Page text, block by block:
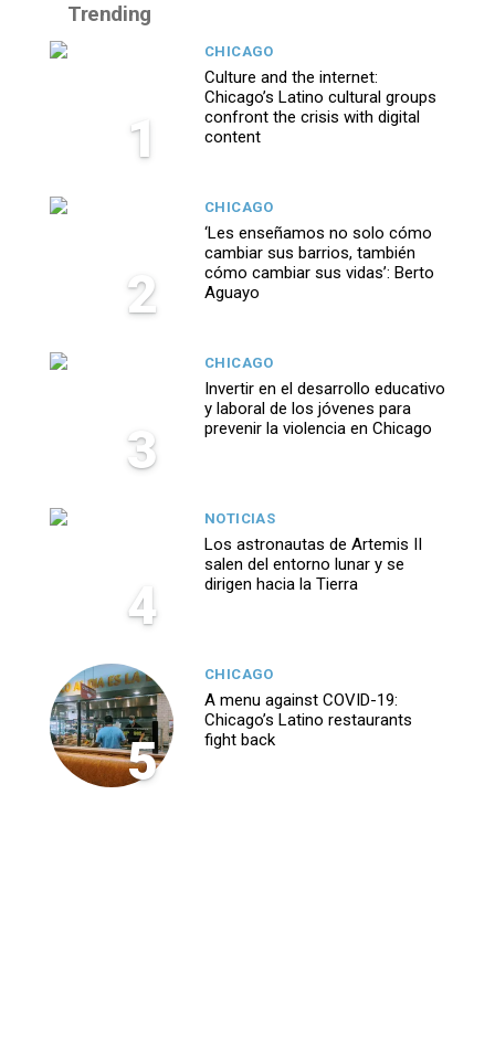
Trending
1
CHICAGO
Culture and the internet:
Chicago’s Latino cultural groups
confront the crisis with digital
content
2
CHICAGO
‘Les enseñamos no solo cómo
cambiar sus barrios, también
cómo cambiar sus vidas’: Berto
Aguayo
3
CHICAGO
Invertir en el desarrollo educativo
y laboral de los jóvenes para
prevenir la violencia en Chicago
4
NOTICIAS
Los astronautas de Artemis II
salen del entorno lunar y se
dirigen hacia la Tierra
5
CHICAGO
A menu against COVID-19:
Chicago’s Latino restaurants
fight back